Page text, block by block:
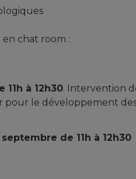
en chat room :
à 12h30. Intervention
pour le développement
de 11h à 12h30